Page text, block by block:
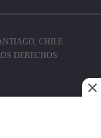
CHILE
DERECHOS